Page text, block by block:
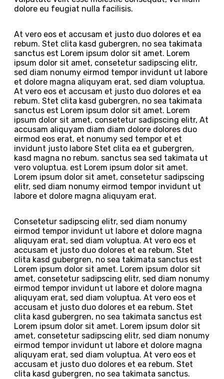
dolore eu feugiat nulla facilisis.
At vero eos et accusam et justo duo dolores et ea
rebum. Stet clita kasd gubergren, no sea takimata
sanctus est Lorem ipsum dolor sit amet. Lorem
ipsum dolor sit amet, consetetur sadipscing elitr,
sed diam nonumy eirmod tempor invidunt ut labore
et dolore magna aliquyam erat, sed diam voluptua.
At vero eos et accusam et justo duo dolores et ea
rebum. Stet clita kasd gubergren, no sea takimata
sanctus est Lorem ipsum dolor sit amet. Lorem
ipsum dolor sit amet, consetetur sadipscing elitr, At
accusam aliquyam diam diam dolore dolores duo
eirmod eos erat, et nonumy sed tempor et et
invidunt justo labore Stet clita ea et gubergren,
kasd magna no rebum. sanctus sea sed takimata ut
vero voluptua. est Lorem ipsum dolor sit amet.
Lorem ipsum dolor sit amet, consetetur sadipscing
elitr, sed diam nonumy eirmod tempor invidunt ut
labore et dolore magna aliquyam erat.
Consetetur sadipscing elitr, sed diam nonumy
eirmod tempor invidunt ut labore et dolore magna
aliquyam erat, sed diam voluptua. At vero eos et
accusam et justo duo dolores et ea rebum. Stet
clita kasd gubergren, no sea takimata sanctus est
Lorem ipsum dolor sit amet. Lorem ipsum dolor sit
amet, consetetur sadipscing elitr, sed diam nonumy
eirmod tempor invidunt ut labore et dolore magna
aliquyam erat, sed diam voluptua. At vero eos et
accusam et justo duo dolores et ea rebum. Stet
clita kasd gubergren, no sea takimata sanctus est
Lorem ipsum dolor sit amet. Lorem ipsum dolor sit
amet, consetetur sadipscing elitr, sed diam nonumy
eirmod tempor invidunt ut labore et dolore magna
aliquyam erat, sed diam voluptua. At vero eos et
accusam et justo duo dolores et ea rebum. Stet
clita kasd gubergren, no sea takimata sanctus.